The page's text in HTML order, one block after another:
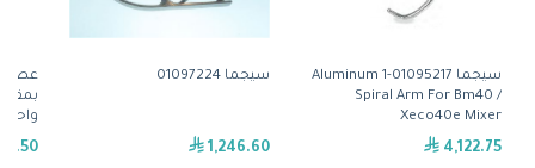
سيجما 01095217-1 Aluminum
Spiral Arm For Bm40 /
Xeco40e Mixer
4,122.75
سيجما 01097224
1,246.60
واحد.